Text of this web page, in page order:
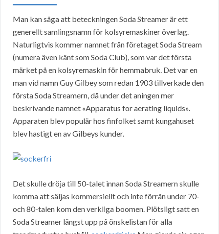
Man kan säga att beteckningen Soda Streamer är ett
generellt samlingsnamn för kolsyremaskiner överlag.
Naturligtvis kommer namnet från företaget Soda Stream
(numera även känt som Soda Club), som var det första
märket på en kolsyremaskin för hemmabruk. Det var en
man vid namn Guy Gilbey som redan 1903 tillverkade den
första Soda Streamern, då under det aningen mer
beskrivande namnet «Apparatus for aerating liquids».
Apparaten blev populär hos finfolket samt kungahuset
blev hastigt en av Gilbeys kunder.
Det skulle dröja till 50-talet innan Soda Streamern skulle
komma att säljas kommersiellt och inte förrän under 70-
och 80-talen kom den verkliga boomen. Plötsligt satt en
Soda Streamer längst upp på önskelistan för alla